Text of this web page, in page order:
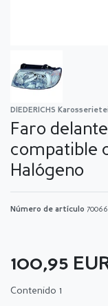
DIEDERICHS
Faro
compatible
Halógeno
Número de artículo
100,95
Contenido 1